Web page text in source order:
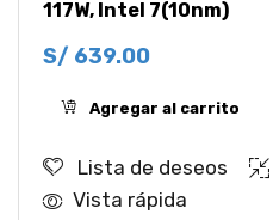
117W, Intel 7(10nm)
S/ 639.00
Agregar al carrito
Lista de deseos
Vista rápida